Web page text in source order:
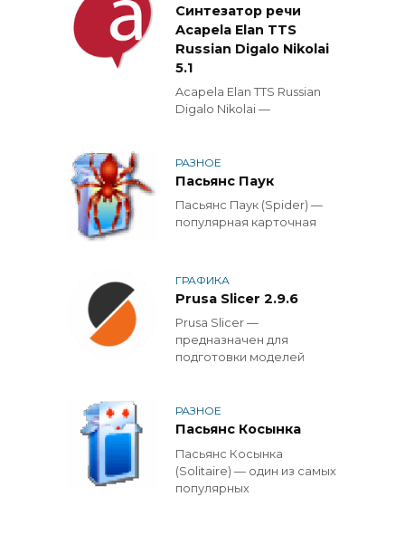
Синтезатор речи
Acapela Elan TTS
Russian Digalo Nikolai
5.1
Acapela Elan TTS Russian
Digalo Nikolai —
РАЗНОЕ
Пасьянс Паук
Пасьянс Паук (Spider) —
популярная карточная
ГРАФИКА
Prusa Slicer 2.9.6
Prusa Slicer —
предназначен для
подготовки моделей
РАЗНОЕ
Пасьянс Косынка
Пасьянс Косынка
(Solitaire) — один из самых
популярных